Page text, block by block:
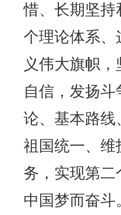
惜、长期坚持
个理论体系、
义伟大旗帜
自信，发扬
论、基本路线
祖国统一、维
务，实现第
中国梦而奋斗